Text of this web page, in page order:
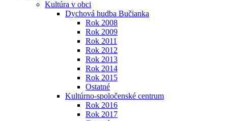
Kultúra v obci
Dychová hudba Bučianka
Rok 2008
Rok 2009
Rok 2011
Rok 2012
Rok 2013
Rok 2014
Rok 2015
Ostatné
Kultúrno-spoločenské centrum
Rok 2016
Rok 2017